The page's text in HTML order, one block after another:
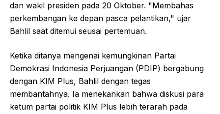
dan wakil presiden pada 20 Oktober. "Membahas
perkembangan ke depan pasca pelantikan," ujar
Bahlil saat ditemui seusai pertemuan.
Ketika ditanya mengenai kemungkinan Partai
Demokrasi Indonesia Perjuangan (PDIP) bergabung
dengan KIM Plus, Bahlil dengan tegas
membantahnya. Ia menekankan bahwa diskusi para
ketum partai politik KIM Plus lebih terarah pada